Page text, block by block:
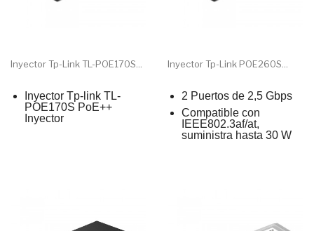
Inyector Tp-Link TL-POE170S...
Inyector Tp-link TL-
POE170S PoE++
Inyector
Inyector Tp-Link POE260S...
2 Puertos de 2,5 Gbps
Compatible con
IEEE802.3af/at,
suministra hasta 30 W